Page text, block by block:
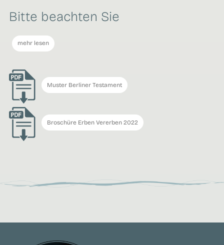
Bitte beachten Sie
mehr lesen
Muster Berliner Testament
Broschüre Erben Vererben 2022